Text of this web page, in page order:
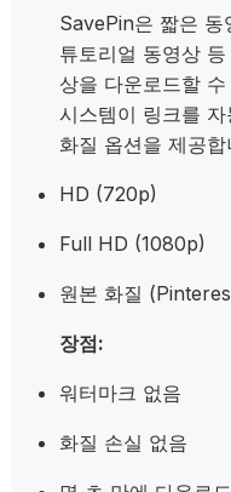
SavePin은 짧은 동
튜토리얼 동영상
상을 다운로드할
시스템이 링크를
화질 옵션을 제공합
HD (720p)
Full HD (1080p)
원본 화질
장점:
워터마크 없음
화질 손실 없음